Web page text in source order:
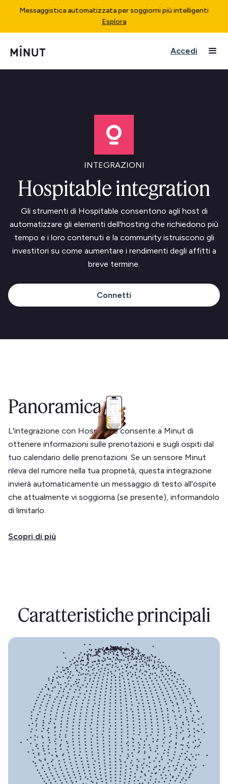
Messaggistica automatizzata per soggiorni più intelligenti
Esplora
Accedi
INTEGRAZIONI
Hospitable integration
Gli strumenti di Hospitable consentono agli host di
automatizzare gli elementi dell'hosting che richiedono più
tempo e i loro contenuti e la community istruiscono gli
investitori su come aumentare i rendimenti degli affitti a
breve termine.
Connetti
Panoramica
L'integrazione con Hospitable consente a Minut di
ottenere informazioni sulle prenotazioni e sugli ospiti dal
tuo calendario delle prenotazioni. Se un sensore Minut
rileva del rumore nella tua proprietà, questa integrazione
invierà automaticamente un messaggio di testo all'ospite
che attualmente vi soggiorna (se presente), informandolo
di limitarlo.
Scopri di più
Caratteristiche principali